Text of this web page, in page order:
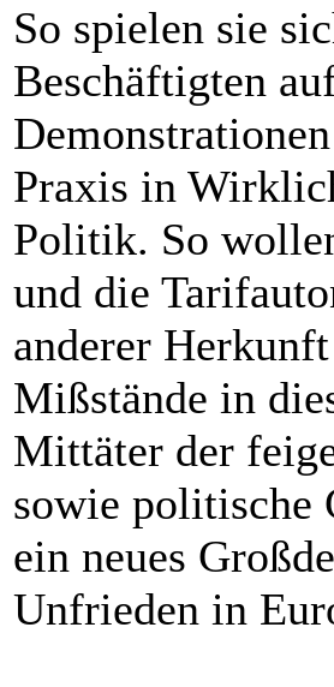
So spielen sie
Beschäftigten
Praxis in
Politik. So
und die
anderer
Mißstände in
Mittäter der
sowie politische
ein neues
Unfrieden in